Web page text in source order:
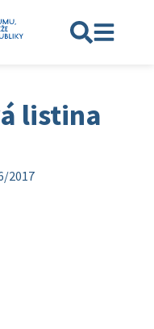
listina
2017